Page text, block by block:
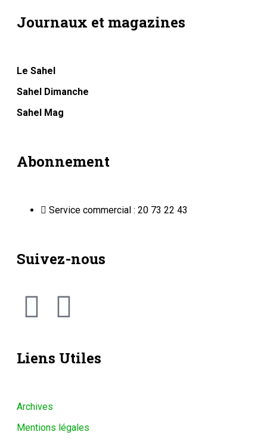
Journaux et magazines
Le Sahel
Sahel Dimanche
Sahel Mag
Abonnement
Service commercial : 20 73 22 43
Suivez-nous
Liens Utiles
Archives
Mentions légales